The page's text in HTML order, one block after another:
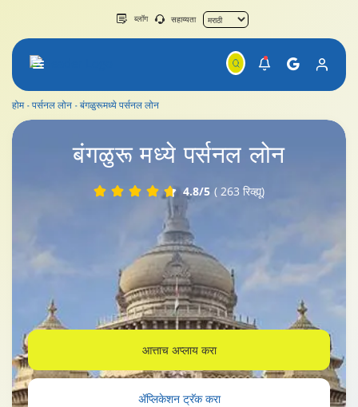
ब्लॉग सहाय्यता
होम पर्सनल लोन बंगळुरूमध्ये पर्सनल लोन
बंगळुरूमध्ये पर्सनल लोन
4.8/5 ( 263 रिव्ह्यू)
बंगळुरूमध्ये पर्सनल लोन
आत्ताच अप्लाय करा
ॲप्लिकेशन ट्रॅक करा